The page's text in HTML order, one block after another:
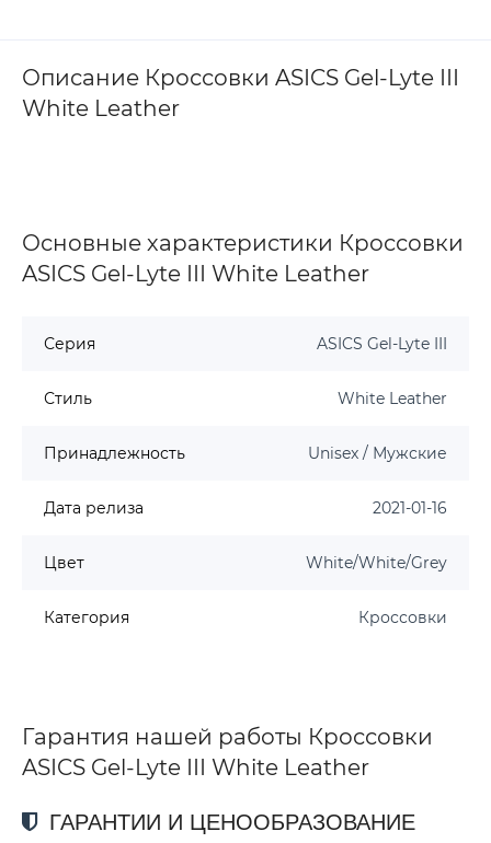
Описание Кроссовки ASICS Gel-Lyte III
White Leather
Основные характеристики Кроссовки
ASICS Gel-Lyte III White Leather
Серия ASICS Gel-Lyte III
Стиль White Leather
Принадлежность Unisex / Мужские
Дата релиза 2021-01-16
Цвет White/White/Grey
Категория Кроссовки
Гарантия нашей работы Кроссовки
ASICS Gel-Lyte III White Leather
ГАРАНТИИ И ЦЕНООБРАЗОВАНИЕ